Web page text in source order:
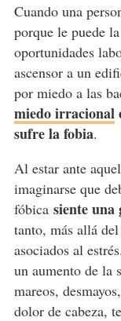
Cuando una
porque le puede
oportunidades
ascensor a un
por miedo a las
miedo irracional
sufre la fobia.
Al estar ante
imaginarse que
fóbica siente una
tanto, más allá
asociados al
un aumento de la
mareos,
dolor de cabeza,